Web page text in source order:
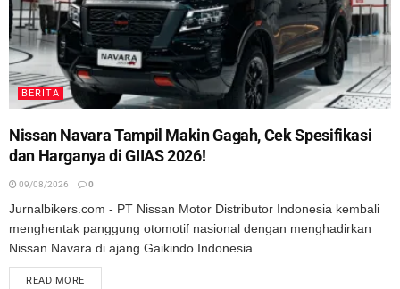
BERITA
Nissan Navara Tampil Makin Gagah, Cek Spesifikasi
dan Harganya di GIIAS 2026!
09/08/2026 0
Jurnalbikers.com - PT Nissan Motor Distributor Indonesia kembali
menghentak panggung otomotif nasional dengan menghadirkan
Nissan Navara di ajang Gaikindo Indonesia...
READ MORE